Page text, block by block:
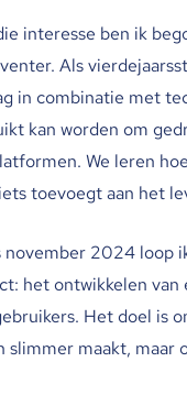
interesse ben ik
Als
in combinatie met
kan worden om
We leren
toevoegt aan het
november 2024 loop
het ontwikkelen
Het doel is
slimmer maakt, maar